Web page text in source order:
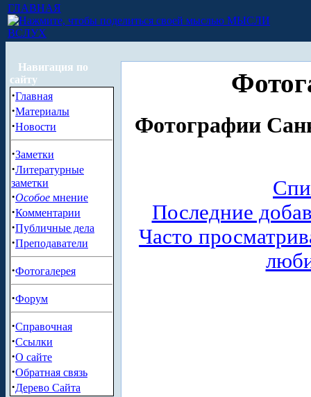
ГЛАВНАЯ
МЫСЛИ
ВСЛУХ
Навигация по
сайту
·Главная
·Материалы
·Новости
·Заметки
·Литературные
заметки
·Особое мнение
·Комментарии
·Публичные дела
·Преподаватели
·Фотогалерея
·Форум
·Справочная
·Ссылки
·О сайте
·Обратная связь
·Дерево Сайта
Фотографии
Последние
Часто